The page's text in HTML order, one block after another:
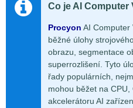
Co je AI
Procyon AI Computer
běžné úlohy
obrazu, segmentace
superrozlišení. Tyto
řady populárních,
mohou běžet na
akcelerátoru AI